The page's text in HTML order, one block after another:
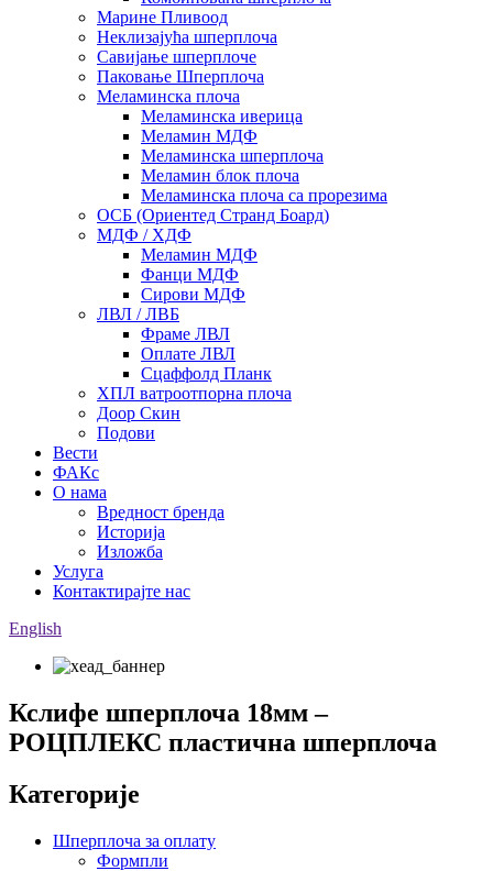
Марине Пливоод
Неклизајућа шперплоча
Савијање шперплоче
Паковање Шперплоча
Меламинска плоча
Меламинска иверица
Меламин МДФ
Меламинска шперплоча
Меламин блок плоча
Меламинска плоча са прорезима
ОСБ (Ориентед Странд Боард)
МДФ / ХДФ
Меламин МДФ
Фанци МДФ
Сирови МДФ
ЛВЛ / ЛВБ
Фраме ЛВЛ
Оплате ЛВЛ
Сцаффолд Планк
ХПЛ ватроотпорна плоча
Доор Скин
Подови
Вести
ФАКс
О нама
Вредност бренда
Историја
Изложба
Услуга
Контактирајте нас
English
Кслифе шперплоча 18мм –
РОЦПЛЕКС пластична шперплоча
Категорије
Шперплоча за оплату
Формпли